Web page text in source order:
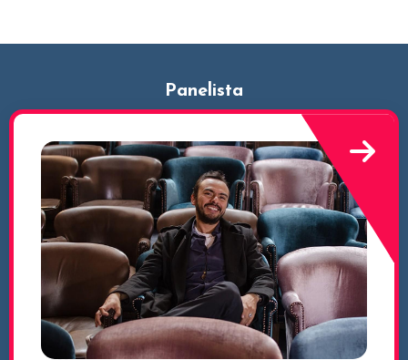
Panelista